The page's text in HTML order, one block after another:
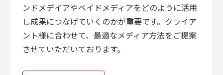
ンドメデイアやベイドメディアをどのように活用
し成果につなげていくのかが重要です。クライア
ント様に合わせて、最適なメディア方法をご提案
させていただいております。